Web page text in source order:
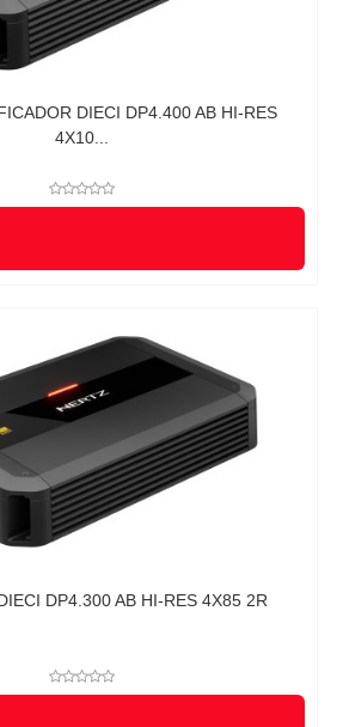
DIECI DP4.400 AB HI-RES
4X10...
DP4.300 AB HI-RES 4X85 2R